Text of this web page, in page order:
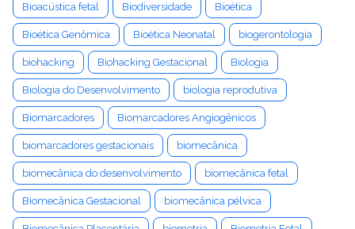
Bioacústica fetal Biodiversidade Bioética
Bioética Genômica Bioética Neonatal biogerontologia
biohacking Biohacking Gestacional Biologia
Biologia do Desenvolvimento biologia reprodutiva
Biomarcadores Biomarcadores Angiogênicos
biomarcadores gestacionais biomecânica
biomecânica do desenvolvimento biomecânica fetal
Biomecânica Gestacional biomecânica pélvica